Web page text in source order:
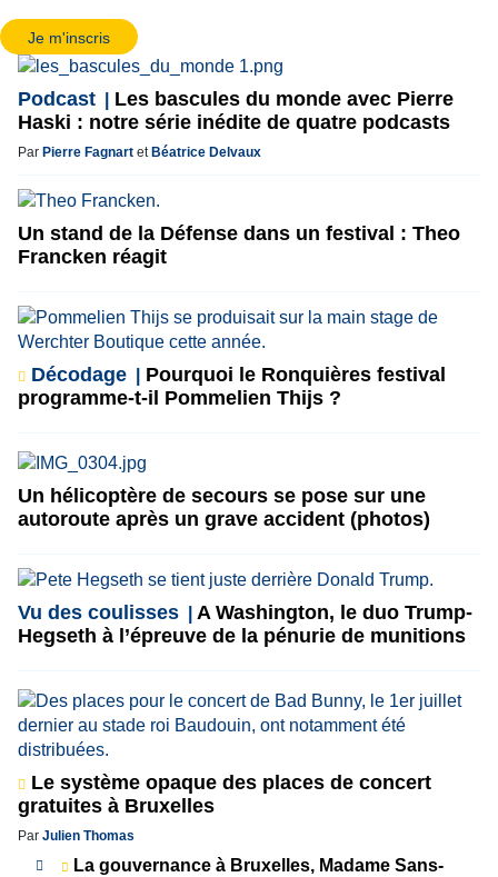
Je m'inscris
Podcast
Les bascules du monde avec Pierre
Haski : notre série inédite de quatre podcasts
Par Pierre Fagnart et Béatrice Delvaux
Un stand de la Défense dans un festival : Theo
Francken réagit
Décodage
Pourquoi le Ronquières festival
programme-t-il Pommelien Thijs ?
Un hélicoptère de secours se pose sur une
autoroute après un grave accident (photos)
Vu des coulisses
A Washington, le duo Trump-
Hegseth à l’épreuve de la pénurie de munitions
Le système opaque des places de concert
gratuites à Bruxelles
Par Julien Thomas
La gouvernance à Bruxelles, Madame Sans-